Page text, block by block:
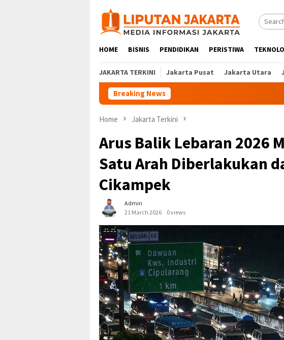
content
HOME BISNIS PENDIDIKAN PERISTIWA
JAKARTA TERKINI Jakarta Pusat Jakarta Utara
Breaking News
Home Jakarta Terkini
Arus Balik Lebaran 2026
Satu Arah Diberlakukan
Cikampek
Admin
21 March 2026
0 views